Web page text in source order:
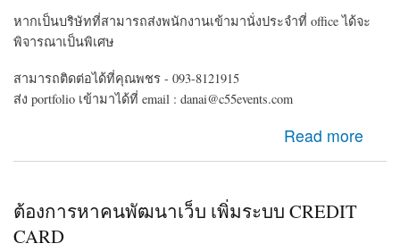
หากเป็นบริษัทที่สามารถส่งพนักงานเข้ามานั่งประจำที่ office ได้จะ
พิจารณาเป็นพิเศษ
สามารถติดต่อได้ที่คุณพชร - 093-8121915
ส่ง portfolio เข้ามาได้ที่ email : danai@c55events.com
Read more
ต้องการหาคนพัฒนาเว็บ เพิ่มระบบ CREDIT
CARD